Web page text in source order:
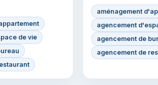
de vie
aménagement
agencement
agencement de
agencement de